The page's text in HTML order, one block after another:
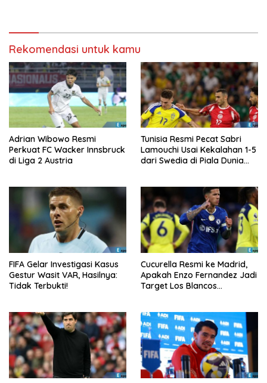
Rekomendasi untuk kamu
Adrian Wibowo Resmi
Perkuat FC Wacker Innsbruck
di Liga 2 Austria
Tunisia Resmi Pecat Sabri
Lamouchi Usai Kekalahan 1-5
dari Swedia di Piala Dunia
FIFA Gelar Investigasi Kasus
Gestur Wasit VAR, Hasilnya:
Tidak Terbukti!
Cucurella Resmi ke Madrid,
Apakah Enzo Fernandez Jadi
Target Los Blancos